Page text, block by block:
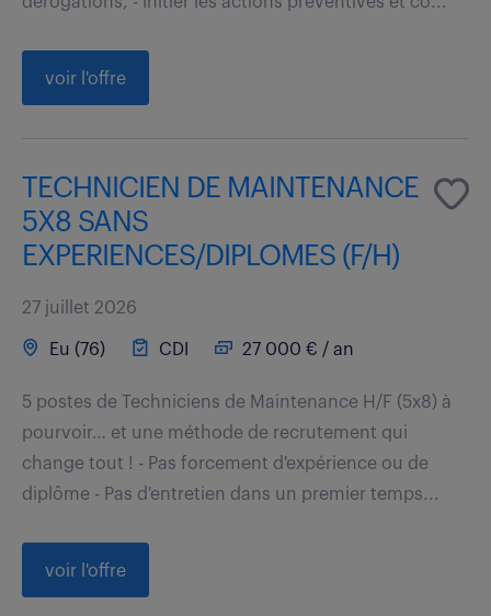
voir l'offre
TECHNICIEN DE MAINTENANCE
5X8 SANS
EXPERIENCES/DIPLOMES (F/H)
27 juillet 2026
Eu (76) CDI 27 000 € / an
5 postes de Techniciens de Maintenance H/F (5x8) à
pourvoir… et une méthode de recrutement qui
change tout ! - Pas forcement d'expérience ou de
diplôme - Pas d'entretien dans un premier temps...
voir l'offre